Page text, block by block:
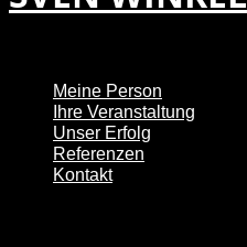
Meine Person
Ihre Veranstaltung
Unser Erfolg
Referenzen
Kontakt